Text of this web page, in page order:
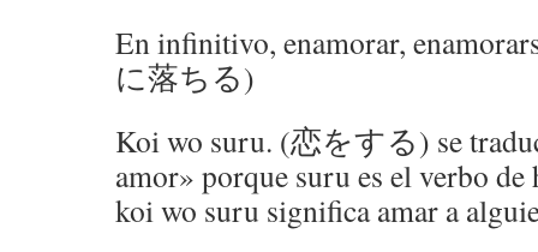
En infinitivo, enamorar,
に落ちる)
Koi wo suru. (恋をする) se
amor» porque suru es el verbo de
koi wo suru significa amar a